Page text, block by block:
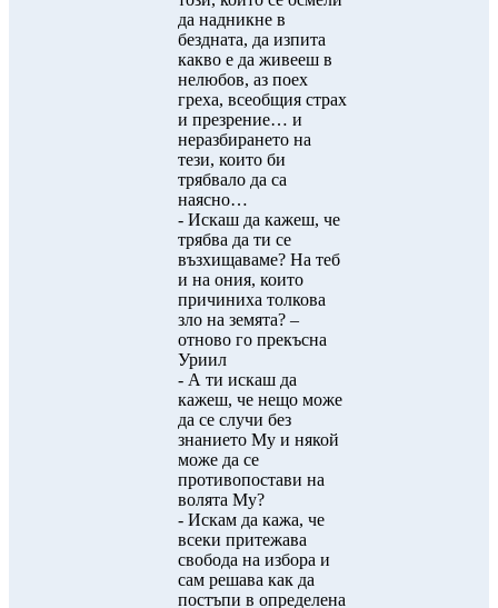
да надникне в
бездната, да изпита
какво е да живееш в
нелюбов, аз поех
греха, всеобщия страх
и презрение… и
неразбирането на
тези, които би
трябвало да са
наясно…
- Искаш да кажеш, че
трябва да ти се
възхищаваме? На теб
и на ония, които
причиниха толкова
зло на земята? –
отново го прекъсна
Уриил
- А ти искаш да
кажеш, че нещо може
да се случи без
знанието Му и някой
може да се
противопостави на
волята Му?
- Искам да кажа, че
всеки притежава
свобода на избора и
сам решава как да
постъпи в определена